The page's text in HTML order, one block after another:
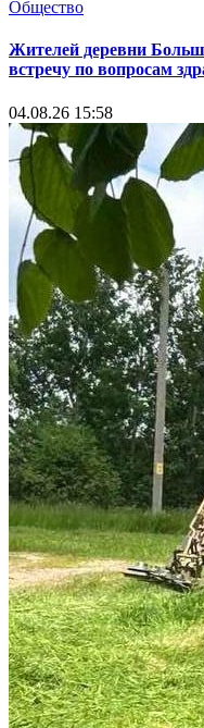
Общество
Жителей деревни
встречу по вопросам
04.08.26 15:58